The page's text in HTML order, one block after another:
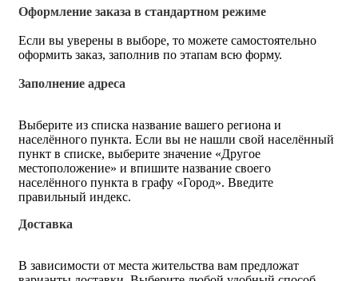
Оформление заказа в стандартном режиме
Если вы уверены в выборе, то можете самостоятельно
оформить заказ, заполнив по этапам всю форму.
Заполнение адреса
Выберите из списка название вашего региона и
населённого пункта. Если вы не нашли свой населённый
пункт в списке, выберите значение «Другое
местоположение» и впишите название своего
населённого пункта в графу «Город». Введите
правильный индекс.
Доставка
В зависимости от места жительства вам предложат